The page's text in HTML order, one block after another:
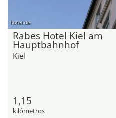
hotel.de
Rabes Hotel Kiel am
Hauptbahnhof
Kiel
1,15
kilómetros